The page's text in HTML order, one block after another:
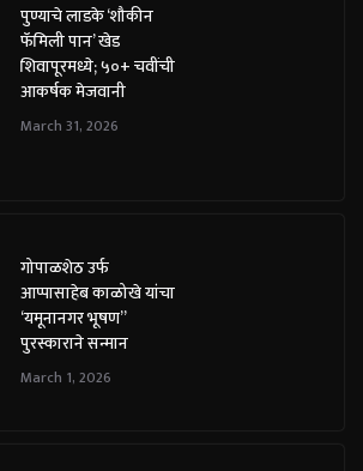
पुण्याचे लाडके ‘शौकीन
फॅमिली पान’ खेड
शिवापूरमध्ये; ५०+ चवींची
आकर्षक मेजवानी
March 31, 2026
गोपाळशेठ उर्फ
आप्पासाहेब काळोखे यांचा
‘यमूनानगर भूषण”
पुरस्काराने सन्मान
March 1, 2026